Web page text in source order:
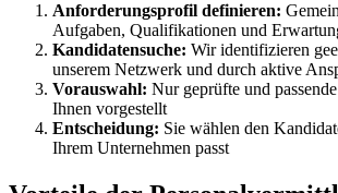
Anforderungsprofil definieren:
Aufgaben, Qualifikationen und
Kandidatensuche: Wir identifizieren
unserem Netzwerk und durch aktive
Vorauswahl: Nur geprüfte und
Ihnen vorgestellt
Entscheidung: Sie wählen den
Ihrem Unternehmen passt